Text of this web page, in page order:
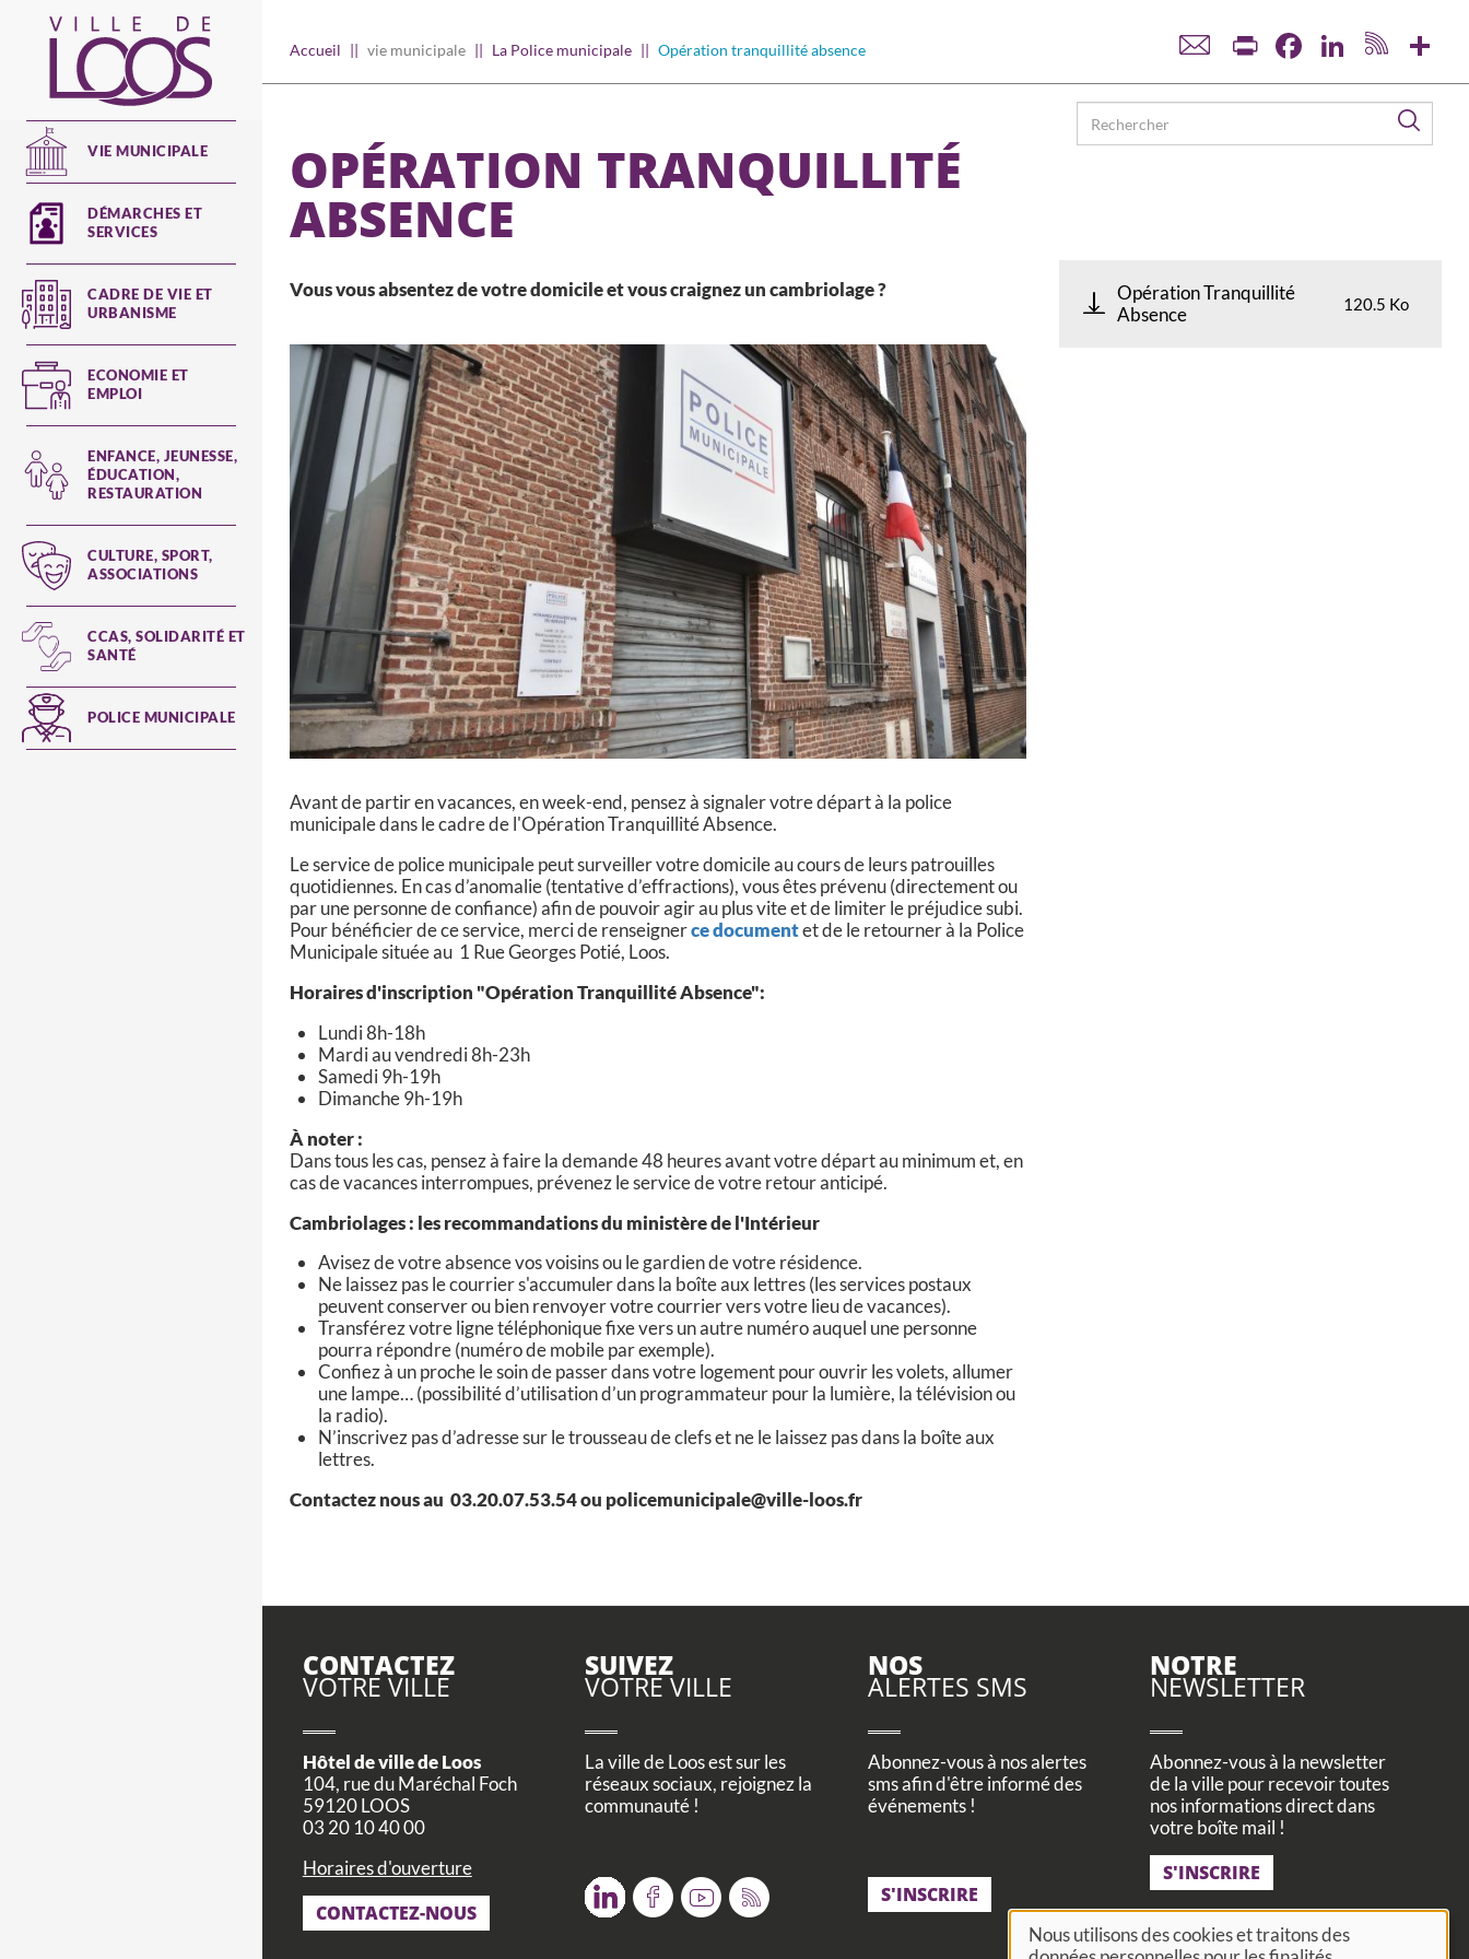
Main
navigation
VIE MUNICIPALE
DÉMARCHES ET
SERVICES
CADRE DE VIE ET
URBANISME
ECONOMIE ET
EMPLOI
ENFANCE, JEUNESSE,
ÉDUCATION,
RESTAURATION
CULTURE, SPORT,
ASSOCIATIONS
CCAS, SOLIDARITÉ ET
SANTÉ
POLICE MUNICIPALE
Accueil vie municipale La Police municipale Opération tranquillité absence Print FacebookLinkedIn
OPÉRATION TRANQUILLITÉ
ABSENCE
Vous vous absentez de votre domicile et vous craignez un cambriolage ?
Avant de partir en vacances, en week-end, pensez à signaler votre départ à la police
municipale dans le cadre de l'Opération Tranquillité Absence.
Le service de police municipale peut surveiller votre domicile au cours de leurs patrouilles
quotidiennes. En cas d’anomalie (tentative d’effractions), vous êtes prévenu (directement ou
par une personne de confiance) afin de pouvoir agir au plus vite et de limiter le préjudice subi.
Pour bénéficier de ce service, merci de renseignerce documentet de le retourner à la Police
Municipale située au 1 Rue Georges Potié, Loos.
Horaires d'inscription "Opération Tranquillité Absence":
Lundi 8h-18h
Mardi au vendredi 8h-23h
Samedi 9h-19h
Dimanche 9h-19h
À noter :
Dans tous les cas, pensez à faire la demande 48 heures avant votre départ au minimum et, en
cas de vacances interrompues, prévenez le service de votre retour anticipé.
Cambriolages : les recommandations du ministère de l'Intérieur
Avisez de votre absence vos voisins ou le gardien de votre résidence.
Ne laissez pas le courrier s'accumuler dans la boîte aux lettres (les services postaux
peuvent conserver ou bien renvoyer votre courrier vers votre lieu de vacances).
Transférez votre ligne téléphonique fixe vers un autre numéro auquel une personne
pourra répondre (numéro de mobile par exemple).
Confiez à un proche le soin de passer dans votre logement pour ouvrir les volets, allumer
une lampe… (possibilité d’utilisation d’un programmateur pour la lumière, la télévision ou
la radio).
N’inscrivez pas d’adresse sur le trousseau de clefs et ne le laissez pas dans la boîte aux
lettres.
Contactez nous au 03.20.07.53.54 ou policemunicipale@ville-loos.fr
Opération Tranquillité
Absence
120.5 Ko
CONTACTEZ
VOTRE VILLE
Hôtel de ville de Loos
104, rue du Maréchal Foch
59120 LOOS
03 20 10 40 00
Horaires d'ouverture
CONTACTEZ-NOUS
SUIVEZ
VOTRE VILLE
La ville de Loos est sur les
réseaux sociaux, rejoignez la
communauté !
TwitterFacebookYoutube
RSS
NOS
ALERTES SMS
Abonnez-vous à nos alertes
sms afin d'être informé des
événements !
S'INSCRIRE
NOTRE
NEWSLETTER
Abonnez-vous à la newsletter
de la ville pour recevoir toutes
nos informations direct dans
votre boîte mail !
S'INSCRIRE
Nous utilisons des cookies et traitons des